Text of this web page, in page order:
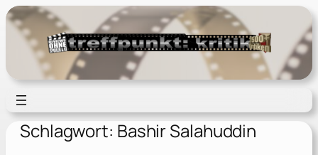
Zum
Inhalt
springen
Schlagwort: Bashir Salahuddin